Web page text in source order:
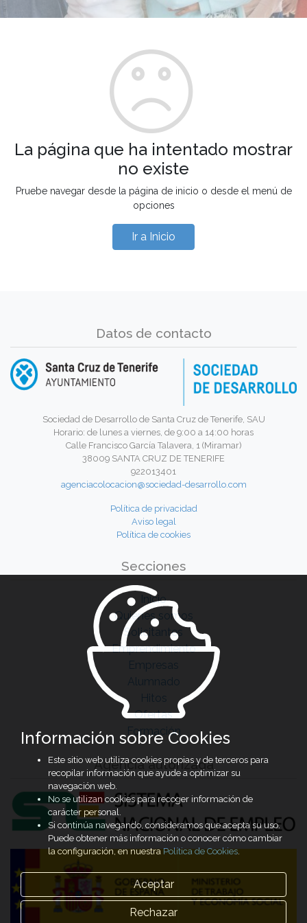
La página que ha intentado mostrar
no existe
Pruebe navegar desde la página de inicio o desde el menú de
opciones
Ir a Inicio
Datos de contacto
Sociedad de Desarrollo de Santa Cruz de Tenerife, SAU
Horario: de lunes a viernes, de 9:00 a 14:00 horas
Calle Francisco García Talavera, 1 (Miramar)
38009 SANTA CRUZ DE TENERIFE
922013401
agenciacolocacion@sociedad-desarrollo.com
Política de privacidad
Aviso legal
Política de cookies
Secciones
Inicio
Quiénes somos
Solicitantes
Emprendimiento
Empresas
Alumnado
Hitos
Ofertas
Formación
Agencia autorizada
Información sobre Cookies
Este sitio web utiliza cookies propias y de terceros para
recopilar información que ayude a optimizar su
navegación web.
No se utilizan cookies para recoger información de
carácter personal.
Si continúa navegando, consideramos que acepta su uso.
Puede obtener más información o conocer cómo cambiar
la configuración, en nuestraPolítica de Cookies.
Aceptar
Rechazar